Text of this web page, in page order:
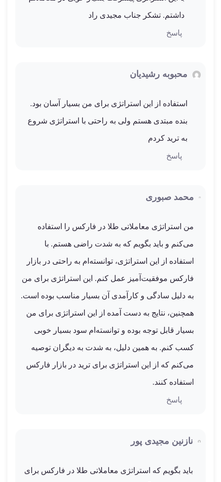
داشتم. تشکر جناب مجیدی راد
پاسخ
محبوبه رشیدیان
استفاده از این استراتژی برای من بسیار آسان بود.
بنده مبتدی هستم ولی به راحتی با استراتژی شروع
به ترید کردم
پاسخ
محمد صبوری
من استراتژی معاملاتی طلا در فارکس را استفاده
می‌کنم و باید بگویم که به شدت راضی هستم. با
استفاده از این استراتژی، توانسته‌ام به راحتی در بازار
فارکس موفقیت‌آمیز عمل کنم. این استراتژی برای من
به دلیل سادگی و کارآمدی آن بسیار مناسب بوده است.
همچنین، نتایج به دست آمده از این استراتژی برای من
بسیار قابل توجه بوده و توانسته‌ام سود بسیار خوبی
کسب کنم. به همین دلیل، به شدت به دیگران توصیه
می‌کنم که از این استراتژی برای ترید در بازار فارکس
استفاده کنند.
پاسخ
نازنین مجیدی پور
باید بگویم که استراتژی معاملاتی طلا در فارکس برای